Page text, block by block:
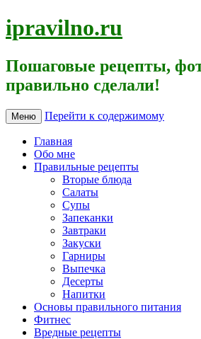
ipravilno.ru
Пошаговые рецепты,
правильно сделали!
Меню Перейти к содержимому
Главная
Обо мне
Правильные рецепты
Вторые блюда
Салаты
Супы
Запеканки
Завтраки
Закуски
Гарниры
Выпечка
Десерты
Напитки
Основы правильного питания
Фитнес
Вредные рецепты